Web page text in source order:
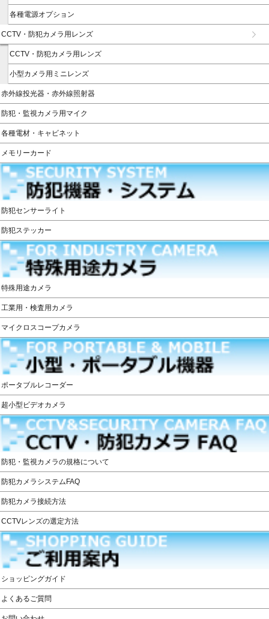
各種電源オプション
CCTV・防犯カメラ用レンズ
CCTV・防犯カメラ用レンズ
小型カメラ用ミニレンズ
赤外線投光器・赤外線照射器
防犯・監視カメラ用マイク
各種電材・キャビネット
メモリーカード
防犯センサーライト
防犯ステッカー
特殊用途カメラ
工業用・検査用カメラ
マイクロスコープカメラ
ポータブルレコーダー
超小型ビデオカメラ
防犯・監視カメラの規格について
防犯カメラシステムFAQ
防犯カメラ接続方法
CCTVレンズの選定方法
ショッピングガイド
よくあるご質問